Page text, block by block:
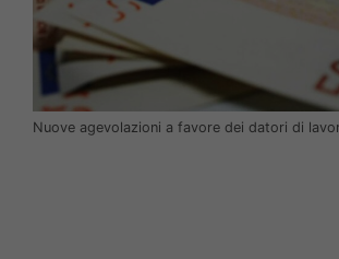
Nuove agevolazioni a favore dei datori di